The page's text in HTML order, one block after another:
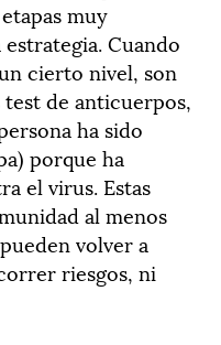
muy
Cuando
cierto nivel, son
de anticuerpos,
ha sido
porque ha
el virus. Estas
al menos
volver a
riesgos, ni